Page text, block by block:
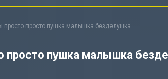
просто просто пушка малышка безделушка
просто пушка малышка